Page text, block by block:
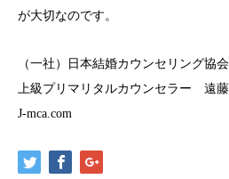
が大切なのです。
（一社）日本結婚カウンセリング協会
上級プリマリタルカウンセラー 遠
J-mca.com